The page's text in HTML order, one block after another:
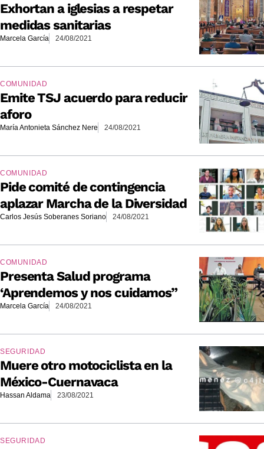
Exhortan a iglesias a respetar
medidas sanitarias
Marcela García 24/08/2021
COMUNIDAD
Emite TSJ acuerdo para reducir
aforo
María Antonieta Sánchez Nere 24/08/2021
COMUNIDAD
Pide comité de contingencia
aplazar Marcha de la Diversidad
Carlos Jesús Soberanes Soriano 24/08/2021
COMUNIDAD
Presenta Salud programa
‘Aprendemos y nos cuidamos”
Marcela García 24/08/2021
SEGURIDAD
Muere otro motociclista en la
México-Cuernavaca
Hassan Aldama 23/08/2021
SEGURIDAD